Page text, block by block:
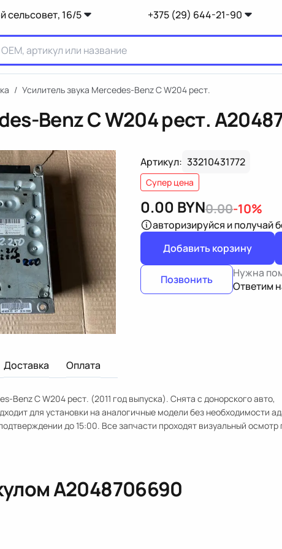
сельсовет, 16/5 +375 (29) 644-21-90
/ Усилитель звука Mercedes-Benz C W204 рест.
Benz C W204 рест.
Артикул: 33210431772
Супер цена
0.00 BYN0.00-10%
авторизируйся и получай
Добавить корзину
Позвонить
Нужна
Ответим
Доставка Оплата
Benz C W204 рест. (2011 год выпуска). Снята с донорского авто,
для установки на аналогичные модели без необходимости
до 15:00. Все запчасти проходят визуальный осмотр
A2048706690